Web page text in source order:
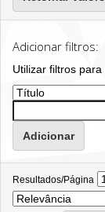
Adicionar filtros:
Utilizar filtros
Resultados/Página